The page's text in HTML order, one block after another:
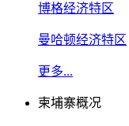
博格经济特区
曼哈顿经济特区
更多...
柬埔寨概况